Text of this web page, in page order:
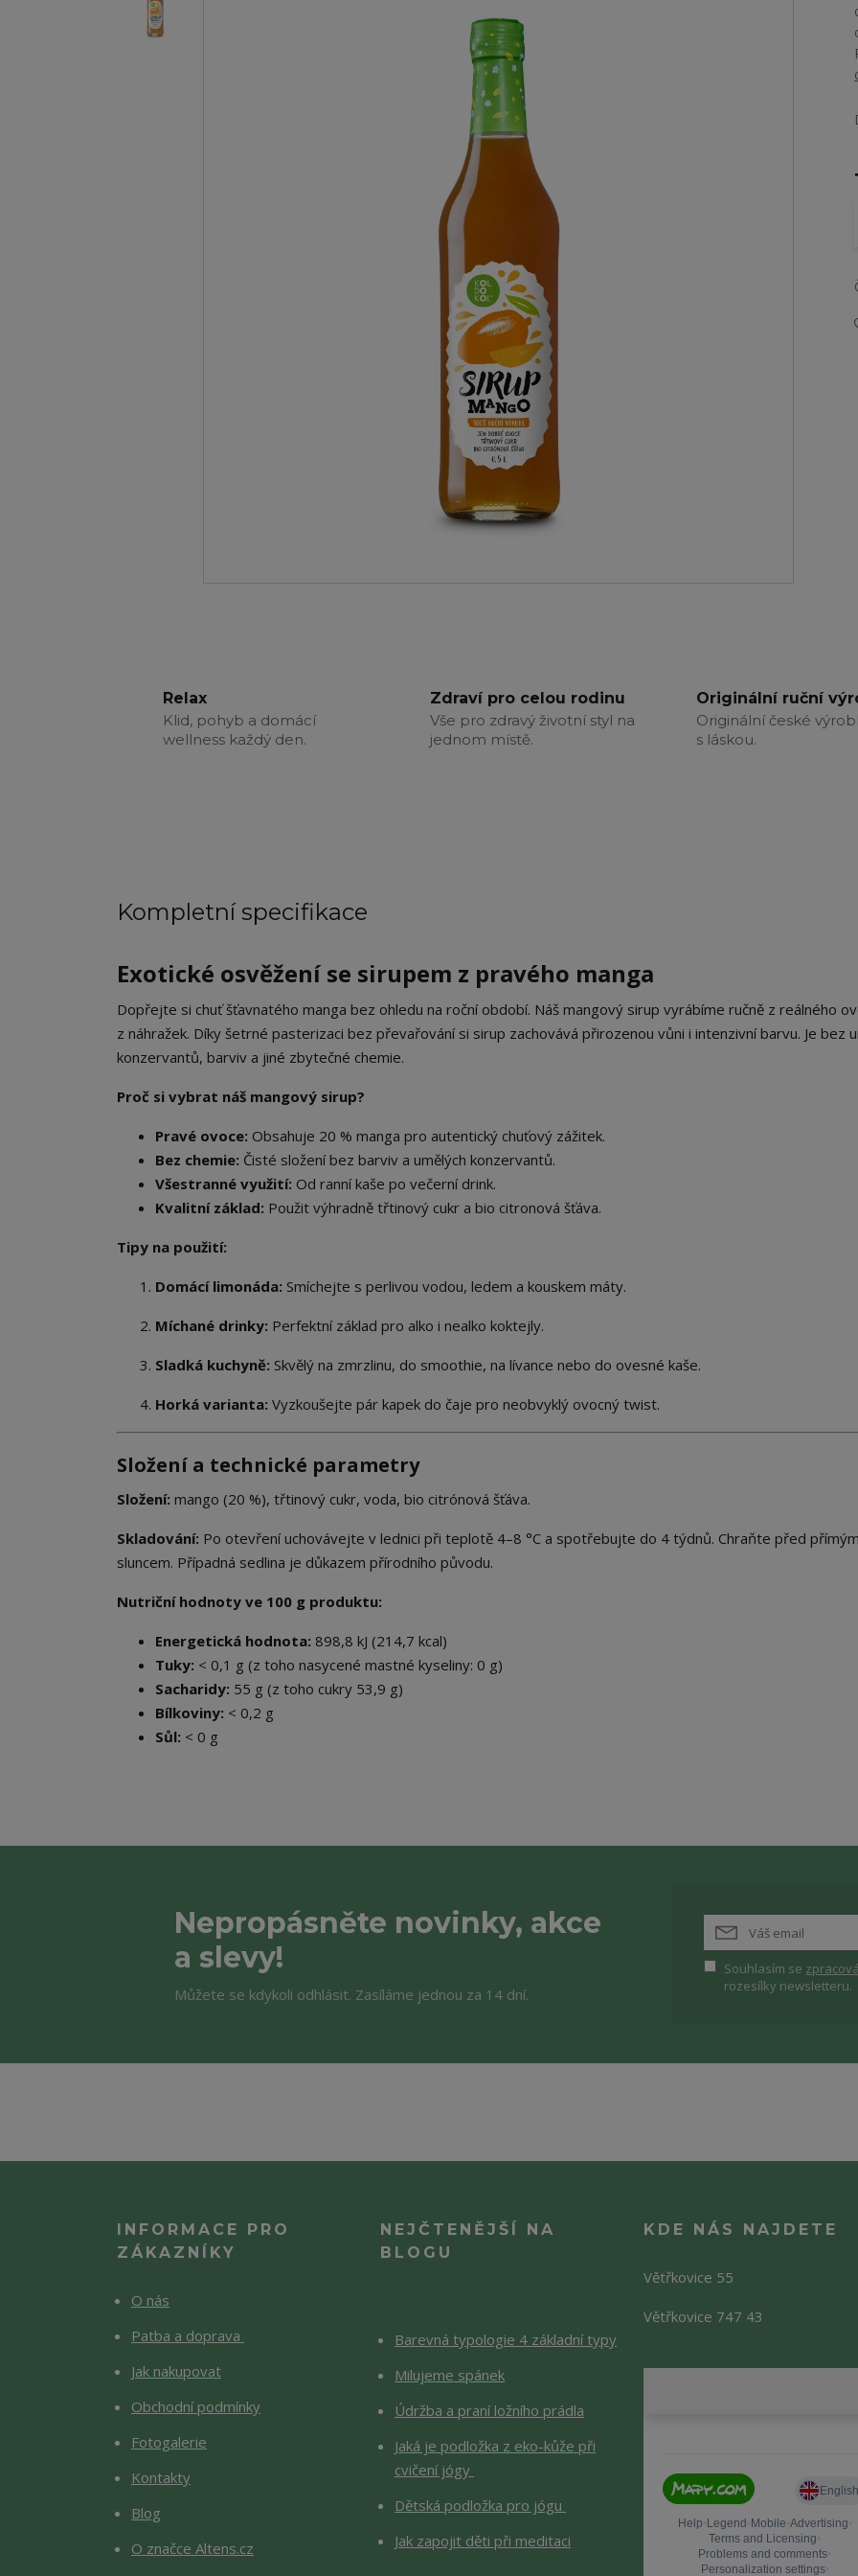
Relax
Klid, pohyb a domácí
wellness každý den.
Zdraví pro celou rodinu
Vše pro zdravý životní styl na
jednom místě.
Originální ruční
Originální české
s láskou.
Kompletní specifikace
Exotické osvěžení se sirupem z pravého manga
Dopřejte si chuť šťavnatého manga bez ohledu na roční období. Náš mangový sirup vyrábíme ručně z reálného
z náhražek. Díky šetrné pasterizaci bez převařování si sirup zachovává přirozenou vůni i intenzivní barvu. Je bez
konzervantů, barviv a jiné zbytečné chemie.
Proč si vybrat náš mangový sirup?
Pravé ovoce: Obsahuje 20 % manga pro autentický chuťový zážitek.
Bez chemie: Čisté složení bez barviv a umělých konzervantů.
Všestranné využití: Od ranní kaše po večerní drink.
Kvalitní základ: Použit výhradně třtinový cukr a bio citronová šťáva.
Tipy na použití:
Domácí limonáda: Smíchejte s perlivou vodou, ledem a kouskem máty.
Míchané drinky: Perfektní základ pro alko i nealko koktejly.
Sladká kuchyně: Skvělý na zmrzlinu, do smoothie, na lívance nebo do ovesné kaše.
Horká varianta: Vyzkoušejte pár kapek do čaje pro neobvyklý ovocný twist.
Složení a technické parametry
Složení: mango (20 %), třtinový cukr, voda, bio citrónová šťáva.
Skladování: Po otevření uchovávejte v lednici při teplotě 4–8 °C a spotřebujte do 4 týdnů. Chraňte před
sluncem. Případná sedlina je důkazem přírodního původu.
Nutriční hodnoty ve 100 g produktu:
Energetická hodnota: 898,8 kJ (214,7 kcal)
Tuky: < 0,1 g (z toho nasycené mastné kyseliny: 0 g)
Sacharidy: 55 g (z toho cukry 53,9 g)
Bílkoviny: < 0,2 g
Sůl: < 0 g
Nepropásněte novinky, akce
a slevy!
Můžete se kdykoli odhlásit. Zasíláme jednou za 14 dní.
Souhlasím se
rozesílky newsletteru.
INFORMACE PRO
ZÁKAZNÍKY
O nás
Patba a doprava
Jak nakupovat
Obchodní podmínky
Fotogalerie
Kontakty
Blog
O značce Altens.cz
NEJČTENĚJŠÍ NA
BLOGU
Barevná typologie 4 základní typy
Milujeme spánek
Údržba a praní ložního prádla
Jaká je podložka z eko-kůže při
cvičení jógy
Dětská podložka pro jógu
Jak zapojit děti při meditaci
KDE NÁS NAJDETE
Větřkovice 55
Větřkovice 747 43